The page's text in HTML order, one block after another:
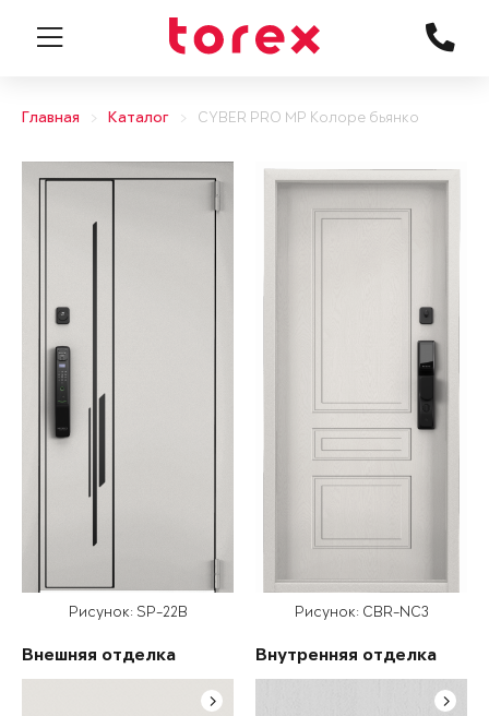
Главная Каталог CYBER PRO MP Колоре бьянко
Рисунок: SP-22B
Внешняя отделка
Рисунок: CBR-NC3
Внутренняя отделка